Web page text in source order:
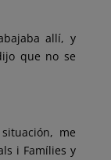
allí, y
que no se
me
i Famílies y